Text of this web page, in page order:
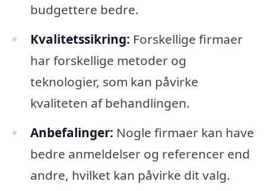
budgettere bedre.
Kvalitetssikring: Forskellige firmaer
har forskellige metoder og
teknologier, som kan påvirke
kvaliteten af behandlingen.
Anbefalinger: Nogle firmaer kan have
bedre anmeldelser og referencer end
andre, hvilket kan påvirke dit valg.